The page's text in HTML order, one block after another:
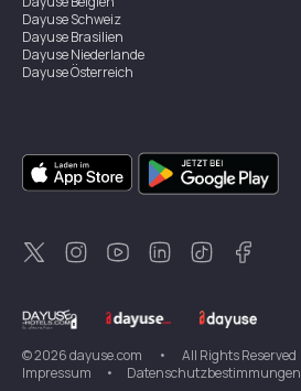
DayuseSchweiz
DayuseBrasilien
DayuseNiederlande
DayuseÖsterreich
DayuseSingapur
DayuseZweden
DayuseThailand
DayuseNeuseeland
DayuseTürkei
©2026dayuse.com •
All Rights Reserved
Impressum
• Datenschutzbestimmungen